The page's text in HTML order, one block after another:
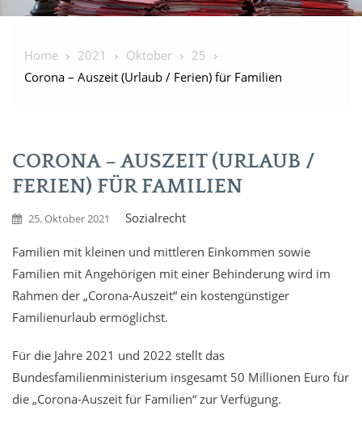
Home 2021 Oktober
25
Corona – Auszeit (Urlaub / Ferien) für Familien
CORONA – AUSZEIT (URLAUB /
FERIEN) FÜR FAMILIEN
25. Oktober 2021 Sozialrecht
Familien mit kleinen und mittleren Einkommen sowie
Familien mit Angehörigen mit einer Behinderung wird im
Rahmen der „Corona-Auszeit“ ein kostengünstiger
Familienurlaub ermöglichst.
Für die Jahre 2021 und 2022 stellt das
Bundesfamilienministerium insgesamt 50 Millionen Euro für
die „Corona-Auszeit für Familien“ zur Verfügung.